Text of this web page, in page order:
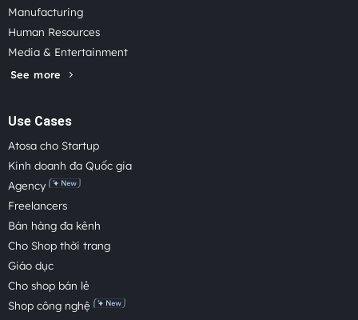
Manufacturing
Human Resources
Media & Entertainment
See more
Use Cases
Atosa cho Startup
Kinh doanh đa Quốc gia
Agency
Freelancers
Bán hàng đa kênh
Cho Shop thời trang
Giáo dục
Cho shop bán lẻ
Shop công nghệ